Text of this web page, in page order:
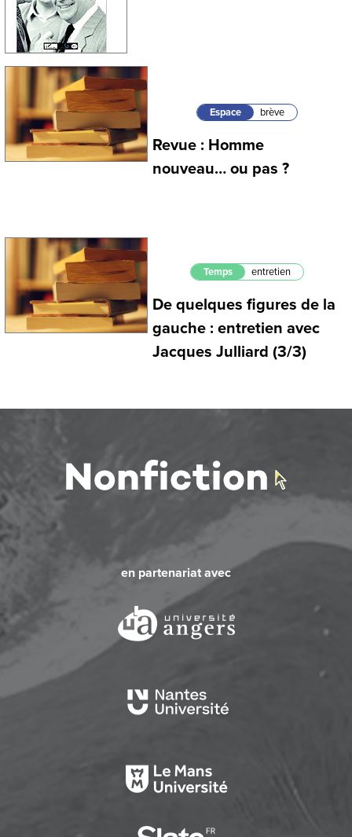
Espace brève
Revue : Homme
nouveau… ou pas ?
Temps entretien
De quelques figures de la
gauche : entretien avec
Jacques Julliard (3/3)
en partenariat avec